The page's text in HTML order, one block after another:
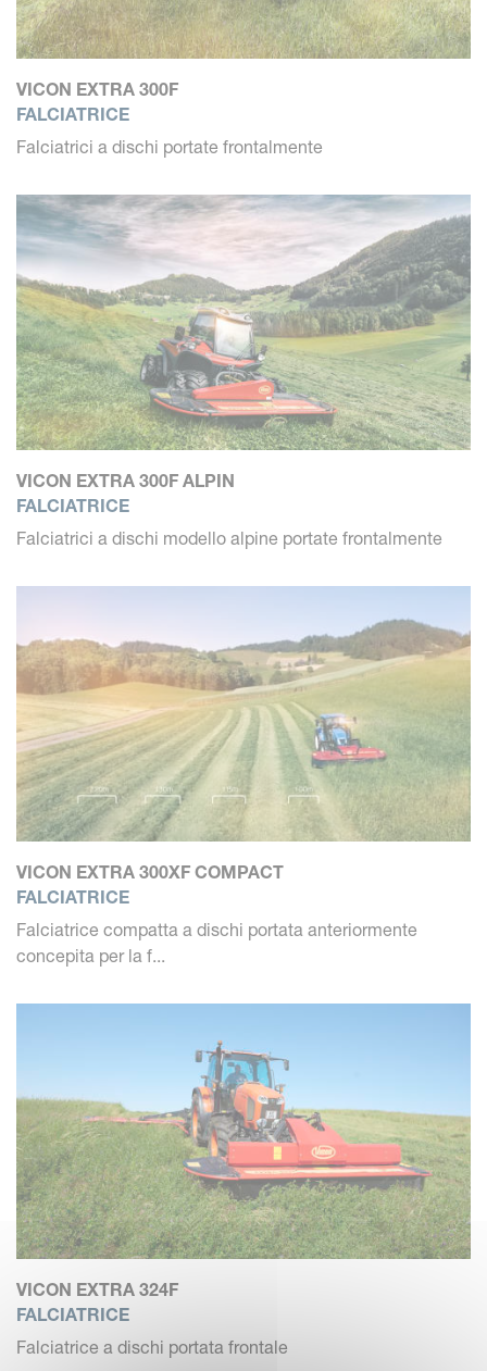
VICON EXTRA 300F
FALCIATRICE
Falciatrici a dischi portate frontalmente
VICON EXTRA 300F ALPIN
FALCIATRICE
Falciatrici a dischi modello alpine portate frontalmente
VICON EXTRA 300XF COMPACT
FALCIATRICE
Falciatrice compatta a dischi portata anteriormente
concepita per la f...
VICON EXTRA 324F
FALCIATRICE
Falciatrice a dischi portata frontale